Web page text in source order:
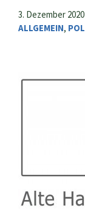
3. Dezember 2020
ALLGEMEIN,